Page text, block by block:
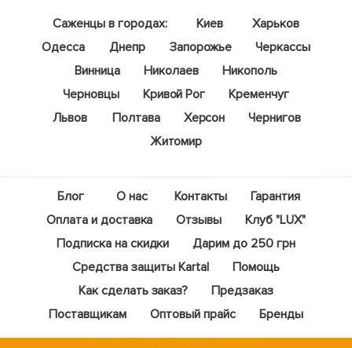
Саженцы в городах: Киев
Харьков
Одесса
Днепр Запорожье
Черкассы
Винница
Николаев
Никополь
Черновцы
Кривой Рог
Кременчуг
Львов
Полтава Херсон
Чернигов
Житомир
Блог О нас Контакты
Гарантия
Оплата и доставка
Отзывы
Клуб "LUX"
Подписка на скидки
Дарим до 250 грн
Средства защиты Kartal
Помощь
Как сделать заказ?
Предзаказ
Поставщикам
Оптовый прайс Бренды